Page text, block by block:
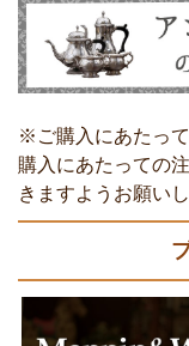
※ご購入にあたっ
購入にあたっての
きますようお願いし